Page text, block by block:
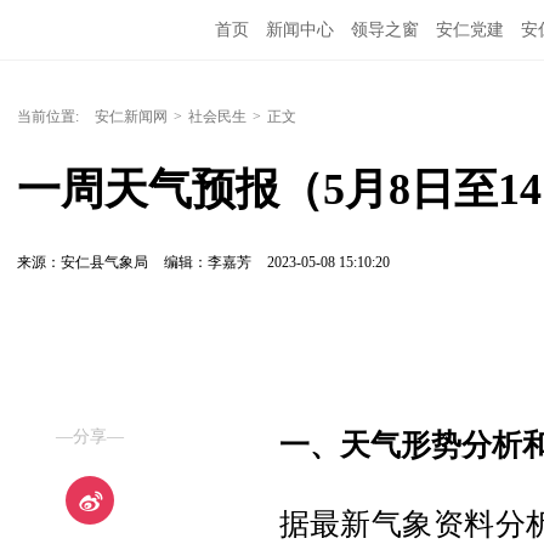
首页 新闻中心 领导之窗 安仁党建 安
当前位置: 安仁新闻网 > 社会民生 > 正文
一周天气预报（5月8日至
来源：安仁县气象局 编辑：李嘉芳 2023-05-08 15:10:20
—分享— 一、天气形势分析
据最新气象资料分